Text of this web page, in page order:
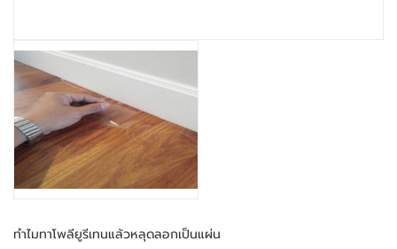
ทำไมทาโพลียูรีเทนแล้วหลุดลอกเป็นแผ่น